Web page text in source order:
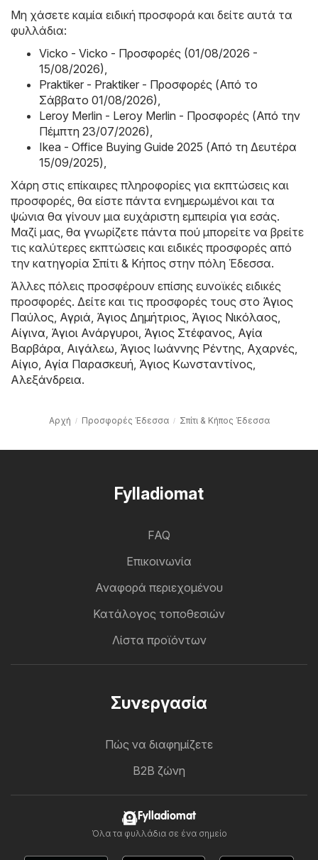
Μη χάσετε καμία ειδική προσφορά και δείτε αυτά τα
φυλλάδια:
Vicko - Vicko - Προσφορές (01/08/2026 -
15/08/2026)
Praktiker - Praktiker - Προσφορές (Από το
Σάββατο 01/08/2026)
Leroy Merlin - Leroy Merlin - Προσφορές (Από την
Πέμπτη 23/07/2026)
Ikea - Office Buying Guide 2025 (Από τη Δευτέρα
15/09/2025)
Χάρη στις επίκαιρες πληροφορίες για εκπτώσεις και
προσφορές, θα είστε πάντα ενημερωμένοι και τα
ψώνια θα γίνουν μια ευχάριστη εμπειρία για εσάς.
Μαζί μας, θα γνωρίζετε πάντα πού μπορείτε να βρείτε
τις καλύτερες εκπτώσεις και ειδικές προσφορές από
την κατηγορία Σπίτι & Κήπος στην πόλη Έδεσσα.
Άλλες πόλεις προσφέρουν επίσης ευνοϊκές ειδικές
προσφορές. Δείτε και τις προσφορές τους στο Άγιος
Παύλος Αγριά Άγιος Δημήτριος Άγιος Νικόλαος
Αίγινα Άγιοι Ανάργυροι Άγιος Στέφανος Αγία
Βαρβάρα Αιγάλεω Άγιος Ιωάννης Ρέντης Αχαρνές
Αίγιο Αγία Παρασκευή Άγιος Κωνσταντίνος
Αλεξάνδρεια.
Αρχή Προσφορές Έδεσσα Σπίτι & Κήπος Έδεσσα
Fylladiomat
FAQ
Επικοινωνία
Αναφορά περιεχομένου
Κατάλογος τοποθεσιών
Λίστα προϊόντων
Συνεργασία
Πώς να διαφημίζετε
B2B ζώνη
Fylladiomat
Όλα τα φυλλάδια σε ένα σημείο